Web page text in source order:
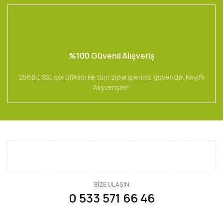
%100 Güvenli Alışveriş
256Bit SSL sertifikası ile tüm siparişleriniz güvende. Keyifli
Alışverişler!
BİZE ULAŞIN
0 533 571 66 46